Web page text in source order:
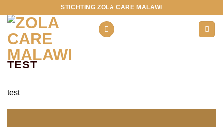
naar
inhoud
STICHTING ZOLA CARE MALAWI
TEST
test